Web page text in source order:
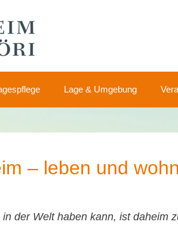
Lage & Umgebung
– leben und
der Welt haben kann, ist daheim